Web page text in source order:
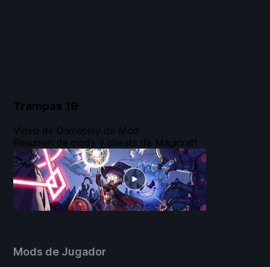
Trampas 19
Mods de Jugador
Video de Gameplay de Mod
Resumen de mods y cheats de Magicraft